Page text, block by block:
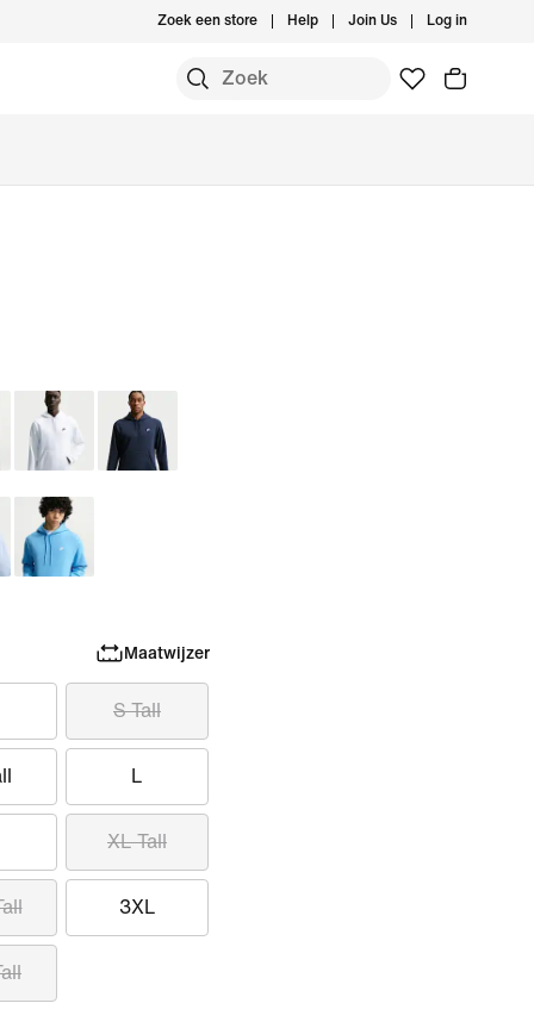
Zoek een store Help Join Us Log in
Maatwijzer
S Tall
L
XL Tall
3XL